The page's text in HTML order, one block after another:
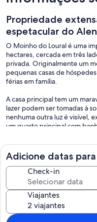
Propriedade
espetacular do
O Moinho do Loural é uma
hectares, cercada em três
privada. Originalmente um
pequenas casas de
férias em família.
A casa principal tem um
lazer podem ser tomadas à
nenhuma outra luz é visível,
um quarto principal com
diretamente para o terraço
duas casas de hóspedes no
cativantes. Um outro estúdio
para o rio acomoda quatro e
totalmente renovado com
dos edifícios originais.
Dentro da casa principal, há
Adicione datas
Check-in
Viajantes